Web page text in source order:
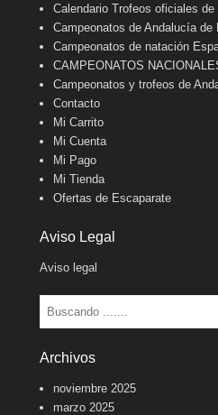
Calendario Trofeos oficiales de
Campeonatos de Andalucía de
Campeonatos de natación
CAMPEONATOS
Campeonatos y trofeos de
Contacto
Mi Carrito
Mi Cuenta
Mi Pago
Mi Tienda
Ofertas de Escaparate
Aviso Legal
Aviso legal
Buscar
Archivos
noviembre 2025
marzo 2025